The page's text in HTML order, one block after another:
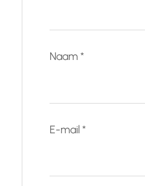
Naam*
E-mail*